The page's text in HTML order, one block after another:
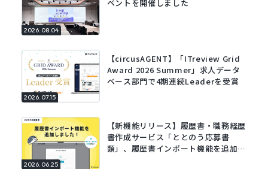
2026.08.04
ベントを開催しました
2026.07.15
【circusAGENT】「ITreview Grid
Award 2026 Summer」求人データ
ベース部門で4期連続Leaderを受賞
2026.06.25
【新機能リリース】履歴書・職務経歴
書作成サービス「ととのう応募書
類」、履歴書インポート機能を追加。